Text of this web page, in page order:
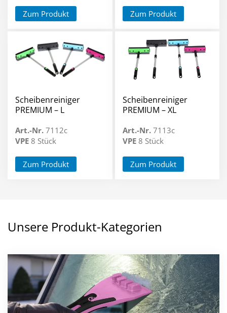
Zum Produkt Zum Produkt
Scheibenreiniger
PREMIUM – L
Art.-Nr. 7112c
VPE 8 Stück
Zum Produkt
Scheibenreiniger
PREMIUM – XL
Art.-Nr. 7113c
VPE8 Stück
Zum Produkt
Unsere Produkt-Kategorien